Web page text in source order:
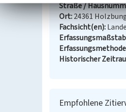
Straße /
Ort 24361
Fachsicht(en)
Erfassungsmaßstab
Erfassungsmethode
Historischer
Empfohlene